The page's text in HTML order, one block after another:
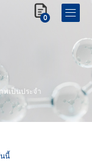
0
เป็นประจำ
นี้